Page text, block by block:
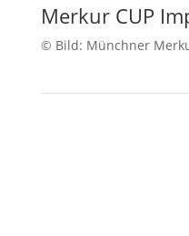
Merkur CUP
© Bild: Münchner